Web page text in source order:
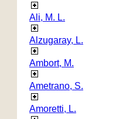
Ali, M. L.
Alzugaray, L.
Ambort, M.
Ametrano, S.
Amoretti, L.